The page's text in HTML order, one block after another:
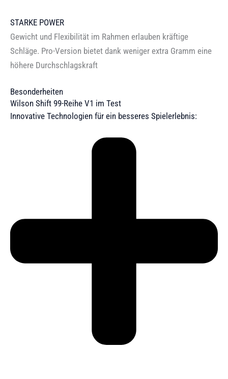
STARKE POWER
Gewicht und Flexibilität im Rahmen erlauben kräftige
Schläge. Pro-Version bietet dank weniger extra Gramm eine
höhere Durchschlagskraft
Besonderheiten
Wilson Shift 99-Reihe V1 im Test
Innovative Technologien für ein besseres Spielerlebnis: